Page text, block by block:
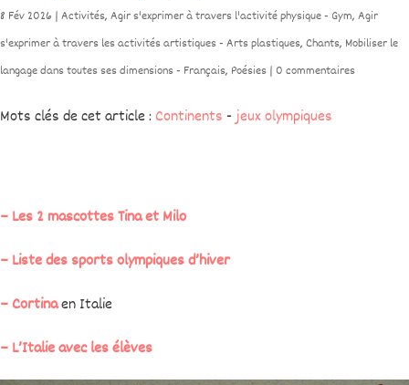
8 Fév 2026 | Activités, Agir s'exprimer à travers l'activité physique - Gym, Agir
s'exprimer à travers les activités artistiques - Arts plastiques, Chants, Mobiliser le
langage dans toutes ses dimensions - Français, Poésies | 0 commentaires
Mots clés de cet article : Continents -jeux olympiques
– Les 2 mascottes Tina et Milo
– Liste des sports olympiques d’hiver
– Cortinaen Italie
– L’Italie avec les élèves